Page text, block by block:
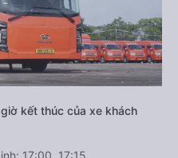
kết thúc của xe khách
17:00, 17:15